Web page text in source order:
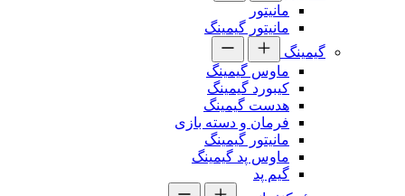
مانیتور
مانیتور گیمینگ
گیمینگ
ماوس گیمینگ
کیبورد گیمینگ
هدست گیمینگ
فرمان و دسته بازی
مانیتور گیمینگ
ماوس پد گیمینگ
گیم پد